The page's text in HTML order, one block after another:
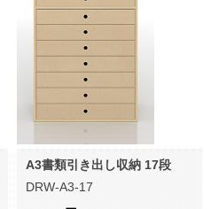
A3書類引き出し収納 17段
DRW-A3-17